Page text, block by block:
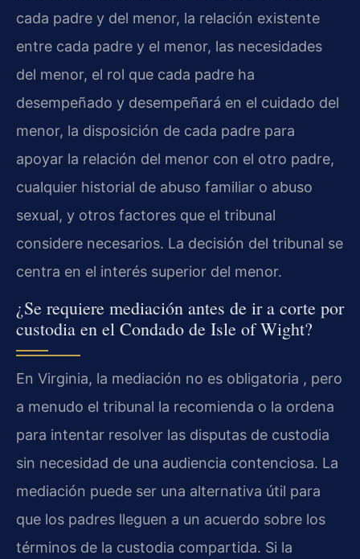
cada padre y del menor, la relación existente
entre cada padre y el menor, las necesidades
del menor, el rol que cada padre ha
desempeñado y desempeñará en el cuidado del
menor, la disposición de cada padre para
apoyar la relación del menor con el otro padre,
cualquier historial de abuso familiar o abuso
sexual, y otros factores que el tribunal
considere necesarios. La decisión del tribunal se
centra en el interés superior del menor.
¿Se requiere mediación antes de ir a corte por
custodia en el Condado de Isle of Wight?
En Virginia, la mediación no es obligatoria , pero
a menudo el tribunal la recomienda o la ordena
para intentar resolver las disputas de custodia
sin necesidad de una audiencia contenciosa. La
mediación puede ser una alternativa útil para
que los padres lleguen a un acuerdo sobre los
términos de la custodia compartida. Si la